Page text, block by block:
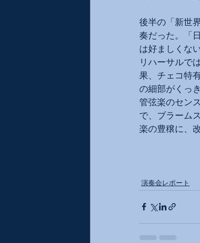
後半の「新世
奏だった。「
は好ましくな
リハーサルで
果、チェコ特
の細部がくっ
管弦楽のセン
で、ブラーム
楽の豊穣に、
演奏会レポート